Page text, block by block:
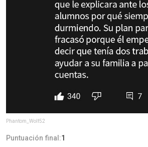
Phantom_Wolf52
Puntuación final:1